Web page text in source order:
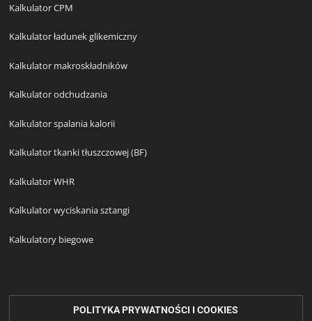
Kalkulator CPM
Kalkulator ładunek glikemiczny
Kalkulator makroskładników
Kalkulator odchudzania
Kalkulator spalania kalorii
Kalkulator tkanki tłuszczowej (BF)
Kalkulator WHR
Kalkulator wyciskania sztangi
Kalkulatory biegowe
POLITYKA PRYWATNOŚCI I COOKIES